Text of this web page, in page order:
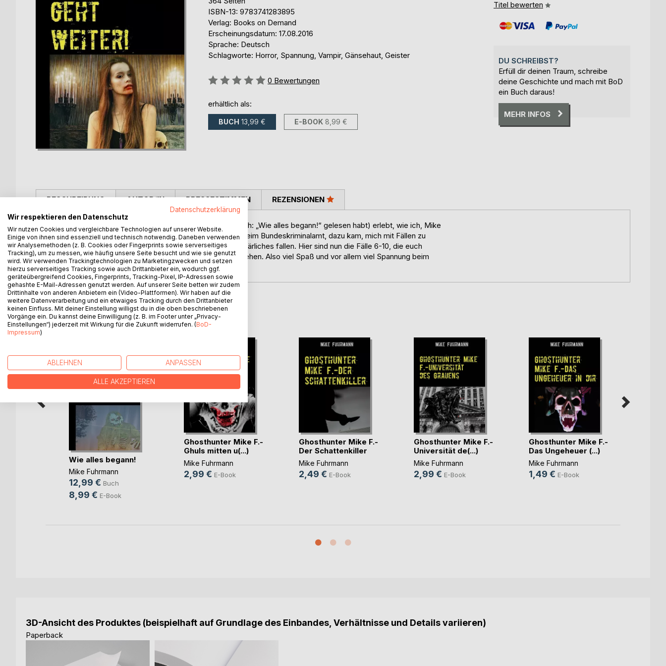
ISBN-13: 9783741283895
Verlag: Books on Demand
Erscheinungsdatum: 17.08.2016
Sprache: Deutsch
Schlagworte: Horror, Spannung, Vampir, Gänsehaut, Geister
Bewertung::
0 Bewertungen
erhältlich als:
BUCH 13,99 € E-BOOK 8,99 €
Titel bewerten
DU SCHREIBST?
Erfüll dir deinen Traum, schreibe
deine Geschichte und mach mit BoD
ein Buch daraus!
MEHR INFOS
BESCHREIBUNG
Nun habt ihr (zumindest wenn ihr mein erstes Taschenbuch: „Wie alles begann!“ gelesen habt) erlebt, wie ich, Mike
Fuhrmann, als ursprünglich normaler Beamter, angestellt beim Bundeskriminalamt, dazu kam, mich mit Fällen zu
beschäftigen, die in den Bereich Mystik, Horror und unerklärliches fallen. Hier sind nun die Fälle 6-10, die euch
hoffentlich abermals für mehrere Stunden in ihren Bann ziehen. Also viel Spaß und vor allem viel Spannung beim
Lesen!
AUTOR/IN PRESSESTIMMEN REZENSIONEN
WEITERE TITEL BEIBoD
Wie alles begann!
Mike Fuhrmann
12,99 € Buch
8,99 € E-Book
Ghosthunter Mike F.-
Ghuls mitten u(...)
Mike Fuhrmann
2,99 € E-Book
Ghosthunter Mike F.-
Der Schattenkiller
Mike Fuhrmann
2,49 € E-Book
Ghosthunter Mike F.-
Universität de(...)
Mike Fuhrmann
2,99 € E-Book
Ghosthunter Mike F.-
Das Ungeheuer (...)
Mike Fuhrmann
1,49 € E-Book
3D-Ansicht des Produktes (beispielhaft auf Grundlage des Einbandes, Verhältnisse und Details variieren)
Paperback
Datenschutzerklärung
Wir respektieren den Datenschutz
Wir nutzen Cookies und vergleichbare Technologien auf unserer Website.
Einige von ihnen sind essenziell und technisch notwendig. Daneben verwenden
wir Analysemethoden (z. B. Cookies oder Fingerprints sowie serverseitiges
Tracking), um zu messen, wie häufig unsere Seite besucht und wie sie genutzt
wird. Wir verwenden Trackingtechnologien zu Marketingzwecken und setzen
hierzu serverseitiges Tracking sowie auch Drittanbieter ein, wodurch ggf.
geräteübergreifend Cookies, Fingerprints, Tracking-Pixel, IP-Adressen sowie
gehashte E-Mail-Adressen genutzt werden. Auf unserer Seite betten wir zudem
Drittinhalte von anderen Anbietern ein (Video-Plattformen). Wir haben auf die
weitere Datenverarbeitung und ein etwaiges Tracking durch den Drittanbieter
keinen Einfluss. Mit deiner Einstellung willigst du in die oben beschriebenen
Vorgänge ein. Du kannst deine Einwilligung (z. B. im Footer unter „Privacy-
Einstellungen“) jederzeit mit Wirkung für die Zukunft widerrufen. (BoD-
Impressum)
ABLEHNEN ANPASSEN
ALLE AKZEPTIEREN